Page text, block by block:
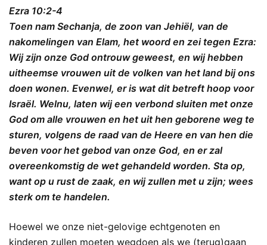
Ezra 10:2-4
Toen nam Sechanja, de zoon van Jehiël, van de
nakomelingen van Elam, het woord en zei tegen Ezra:
Wij zijn onze God ontrouw geweest, en wij hebben
uitheemse vrouwen uit de volken van het land bij ons
doen wonen. Evenwel, er is wat dit betreft hoop voor
Israël. Welnu, laten wij een verbond sluiten met onze
God om alle vrouwen en het uit hen geborene weg te
sturen, volgens de raad van de Heere en van hen die
beven voor het gebod van onze God, en er zal
overeenkomstig de wet gehandeld worden. Sta op,
want op u rust de zaak, en wij zullen met u zijn; wees
sterk om te handelen.
Hoewel we onze niet-gelovige echtgenoten en
kinderen zullen moeten wegdoen als we (terug)gaan